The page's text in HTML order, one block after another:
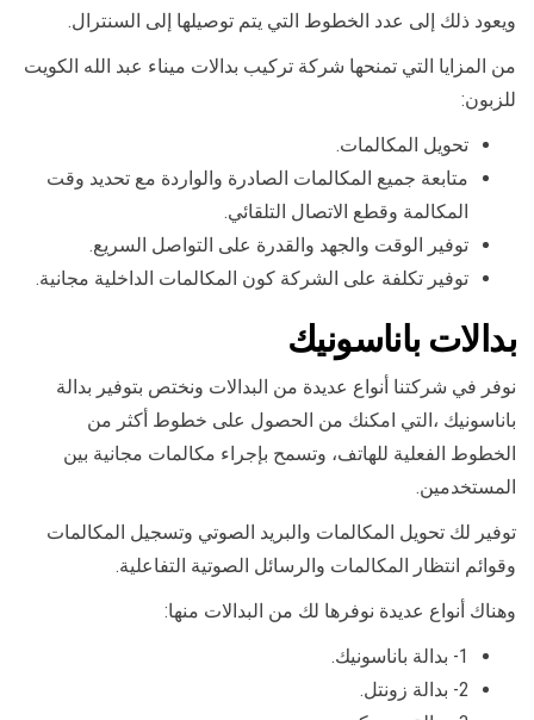
ويعود ذلك إلى عدد الخطوط التي يتم توصيلها إلى السنترال.
من المزايا التي تمنحها شركة تركيب بدالات ميناء عبد الله الكويت
للزبون:
تحويل المكالمات.
متابعة جميع المكالمات الصادرة والواردة مع تحديد وقت
المكالمة وقطع الاتصال التلقائي.
توفير الوقت والجهد والقدرة على التواصل السريع.
توفير تكلفة على الشركة كون المكالمات الداخلية مجانية.
بدالات باناسونيك
نوفر في شركتنا أنواع عديدة من البدالات ونختص بتوفير بدالة
باناسونيك ،التي امكنك من الحصول على خطوط أكثر من
الخطوط الفعلية للهاتف، وتسمح بإجراء مكالمات مجانية بين
المستخدمين.
توفير لك تحويل المكالمات والبريد الصوتي وتسجيل المكالمات
وقوائم انتظار المكالمات والرسائل الصوتية التفاعلية.
وهناك أنواع عديدة نوفرها لك من البدالات منها:
1- بدالة باناسونيك.
2- بدالة زونتل.